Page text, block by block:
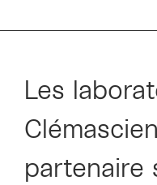
Les
partenaire